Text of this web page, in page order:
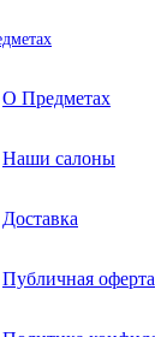
О Предметах
Наши салоны
Доставка
Публичная оферта